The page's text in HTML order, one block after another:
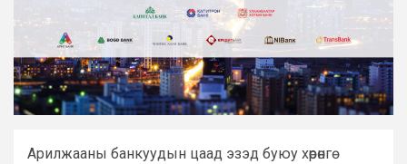
Арилжааны банкуудын цаад эзэд буюу хөрөнгө